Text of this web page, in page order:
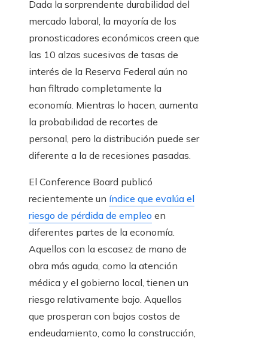
Dada la sorprendente durabilidad del
mercado laboral, la mayoría de los
pronosticadores económicos creen que
las 10 alzas sucesivas de tasas de
interés de la Reserva Federal aún no
han filtrado completamente la
economía. Mientras lo hacen, aumenta
la probabilidad de recortes de
personal, pero la distribución puede ser
diferente a la de recesiones pasadas.
El Conference Board publicó
recientemente un índice que evalúa el
riesgo de pérdida de empleo en
diferentes partes de la economía.
Aquellos con la escasez de mano de
obra más aguda, como la atención
médica y el gobierno local, tienen un
riesgo relativamente bajo. Aquellos
que prosperan con bajos costos de
endeudamiento, como la construcción,